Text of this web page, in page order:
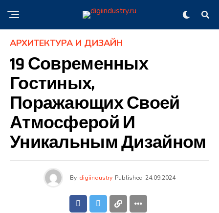
АРХИТЕКТУРА И ДИЗАЙН
19 Современных
Гостиных,
Поражающих Своей
Атмосферой И
Уникальным Дизайном
By digiindustry Published 24.09.2024